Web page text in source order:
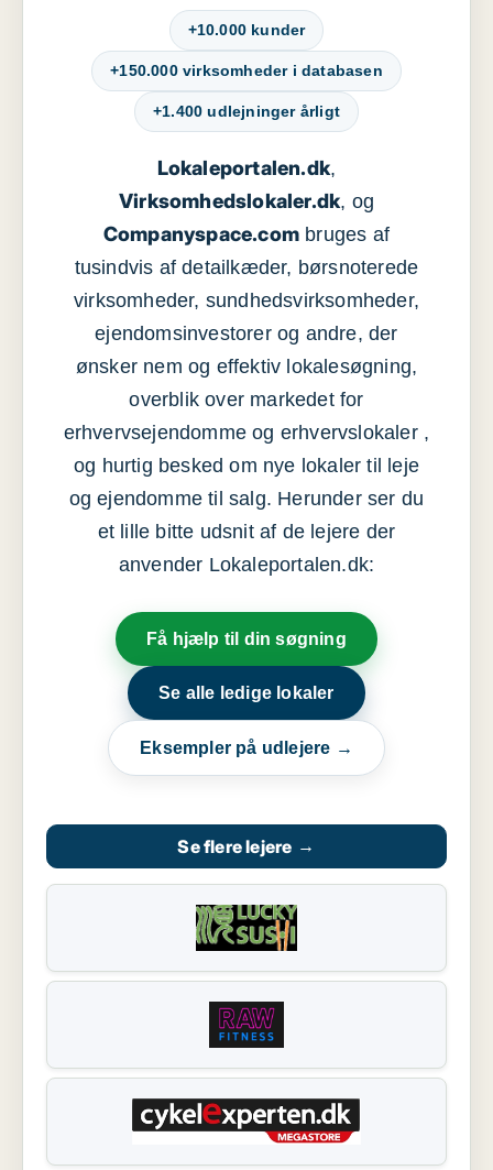
+10.000 kunder
+150.000 virksomheder i databasen
+1.400 udlejninger årligt
Lokaleportalen.dk,
Virksomhedslokaler.dk, og
Companyspace.com bruges af
tusindvis af detailkæder, børsnoterede
virksomheder, sundhedsvirksomheder,
ejendomsinvestorer og andre, der
ønsker nem og effektiv lokalesøgning,
overblik over markedet for
erhvervsejendomme og erhvervslokaler ,
og hurtig besked om nye lokaler til leje
og ejendomme til salg. Herunder ser du
et lille bitte udsnit af de lejere der
anvender Lokaleportalen.dk:
Få hjælp til din søgning
Se alle ledige lokaler
Eksempler på udlejere →
Se flere lejere →